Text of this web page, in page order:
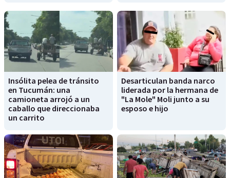
Insólita pelea de tránsito
en Tucumán: una
camioneta arrojó a un
caballo que direccionaba
un carrito
Desarticulan banda narco
liderada por la hermana de
"La Mole" Moli junto a su
esposo e hijo